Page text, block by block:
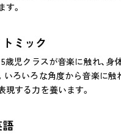
す。
ミック
歳児クラスが音楽に触れ、身
いろいろな角度から音楽に触
現する力を養います。